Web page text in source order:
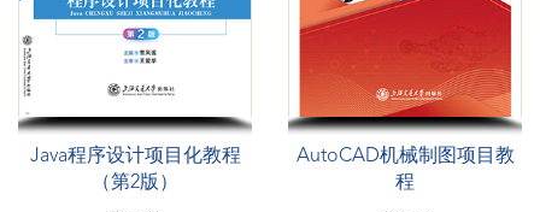
Java程序设计项目化教程
（第2版）
AutoCAD机械制图项目教
程